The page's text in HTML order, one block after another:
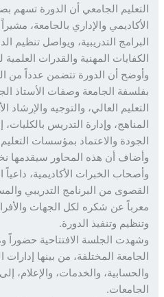
الجامعي أن الدورة تسهم بصورة
والإداري بالجامعة، مشيراً إلى
التدريبية، ويواصل تنظيم الدورات
المهنية والقدرات العلمية
أن الدورة تتضمن عدداً من المحاور
الجامعة وصفات الأستاذ
العالي، والتوجيه والإرشاد
وإدارة التدريس بالكليات،
والاعتماد بمؤسسات التعليم العالي.
أن هذه المحاور سيقدمها نخبة من
الخبرات الأكاديمية، داعياً
من البرنامج التدريبي والمساهمة
عن شكره لكل الجهات والأفراد
وتنفيذ الدورة.
الجلسة الافتتاحية حضوراً
المختلفة، من بينها إدارات الموارد
والخدمات، والإعلام، إلى جانب